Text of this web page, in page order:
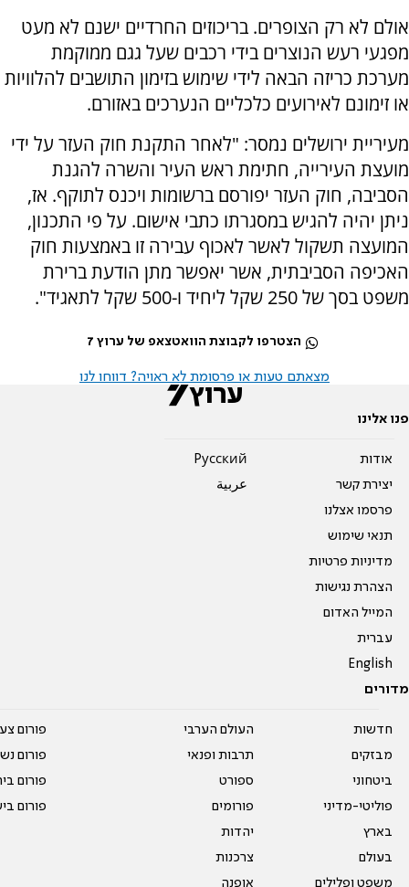
אולם לא רק הצופרים. בריכוזים החרדיים ישנם לא מעט
מפגעי רעש הנוצרים בידי רכבים שעל גגם ממוקמת
מערכת כריזה הבאה לידי שימוש בזימון התושבים להלוויות
או זימונם לאירועים כלכליים הנערכים באזורם.
מעיריית ירושלים נמסר: "לאחר התקנת חוק העזר על ידי
מועצת העירייה, חתימת ראש העיר והשרה להגנת
הסביבה, חוק העזר יפורסם ברשומות ויכנס לתוקף. אז,
ניתן יהיה להגיש במסגרתו כתבי אישום. על פי התכנון,
המועצה תשקול לאשר לאכוף עבירה זו באמצעות חוק
האכיפה הסביבתית, אשר יאפשר מתן הודעת ברירת
משפט בסך של 250 שקל ליחיד ו-500 שקל לתאגיד".
הצטרפו לקבוצת הוואטצאפ של ערוץ 7
מצאתם טעות או פרסומת לא ראויה? דווחו לנו
פנו אלינו
אודות
יצירת קשר
פרסמו אצלנו
תנאי שימוש
מדיניות פרטיות
הצהרת נגישות
המייל האדום
עברית
English
Pусский
عربية
מדורים
חדשות
מבזקים
ביטחוני
פוליטי-מדיני
בארץ
בעולם
משפט ופלילים
העולם הערבי
תרבות ופנאי
ספורט
פורומים
יהדות
צרכנות
אופנה
פורום
פורום
פורום
פורום